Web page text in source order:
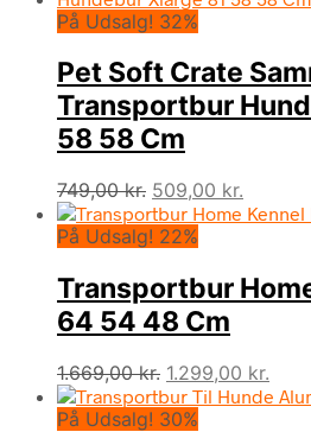
var:
På Udsalg! 32%
Pet Soft Crate
Transportbur
58 58 Cm
749,00kr. Den
oprindelige
pris
749,00 kr..
509,00 kr.
aktuelle
509,00
På Udsalg! 22%
Transportbur
64 54 48 Cm
1.669,00kr. Den
oprindelige
pris
1.299,00 kr.
På Udsalg! 30%